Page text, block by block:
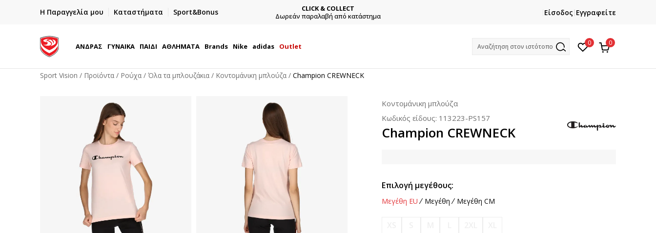
Η Παραγγελία μου Καταστήματα Sport&Bonus
ΓΡΗΓΟΡΟΤΕΡΗ ΠΑΡΑΔΟΣΗ ΜΕ BOX NOW
Παραλαβή 24/7
CLICK & COLLECT
Δωρεάν παραλαβή από κατάστημα
Και κερδίστε -10% με την πρώτη σας αγορά!
Είσοδος Εγγραφείτε
ΑΝΔΡΑΣ ΓΥΝΑΙΚΑ ΠΑΙΔΙ ΑΘΛΗΜΑΤΑ Brands Nike adidas Outlet Αναζήτηση στον ιστότοπο 0 0
Sport Vision Προϊόντα Ρούχα Όλα τα μπλουζάκια Κοντομάνικη μπλούζα Champion CREWNECK
Κοντομάνικη μπλούζα
Κωδικός είδους: 113223-PS157
Champion CREWNECK
Επιλογή μεγέθους:
Μεγέθη EU Μεγέθη Μεγέθη CM